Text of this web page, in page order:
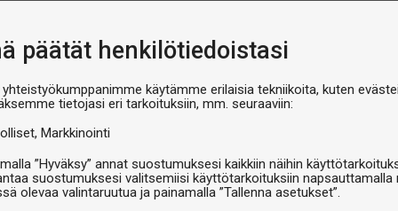
päätät henkilötiedoistasi
yhteistyökumppanimme käytämme erilaisia tekniikoita, kuten
tietojasi eri tarkoituksiin, mm. seuraaviin:
Markkinointi
”Hyväksy” annat suostumuksesi kaikkiin näihin
suostumuksesi valitsemiisi käyttötarkoituksiin napsauttamalla
olevaa valintaruutua ja painamalla ”Tallenna asetukset”.
Pöytätennispallot
TTEX Training 100-pack
€44,90